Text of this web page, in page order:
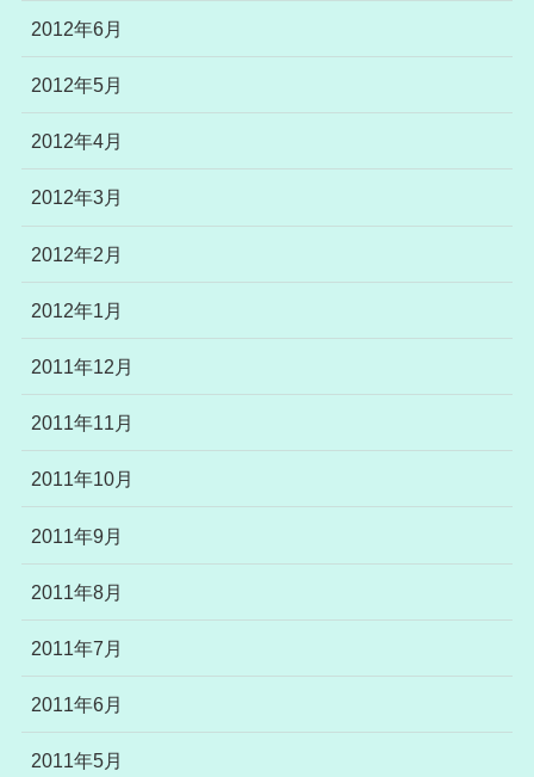
2012年6月
2012年5月
2012年4月
2012年3月
2012年2月
2012年1月
2011年12月
2011年11月
2011年10月
2011年9月
2011年8月
2011年7月
2011年6月
2011年5月